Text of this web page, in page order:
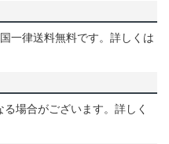
一律送料無料です。詳しくは
場合がございます。詳しく